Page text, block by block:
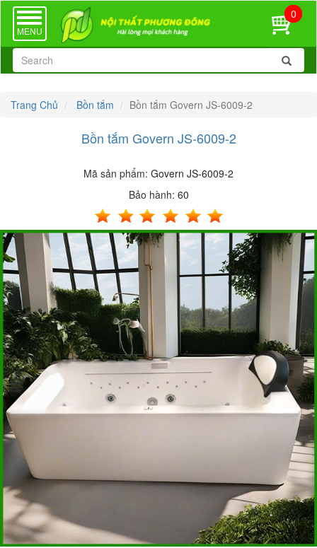
TOGGLE
NAVIGATION
MENU
0
Trang Chủ Bồn tắm Bồn tắm Govern JS-6009-2
Bồn tắm Govern JS-6009-2
Mã sản phẩm: Govern JS-6009-2
Bảo hành: 60